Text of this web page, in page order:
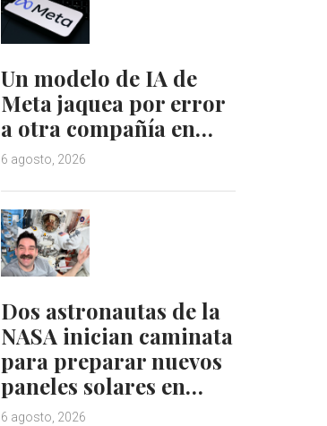
Un modelo de IA de
Meta jaquea por error
a otra compañía en…
6 agosto, 2026
Dos astronautas de la
NASA inician caminata
para preparar nuevos
paneles solares en…
6 agosto, 2026